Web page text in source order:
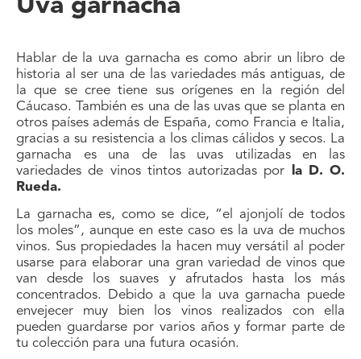
Uva garnacha
Hablar de la uva garnacha es como abrir un libro de
historia al ser una de las variedades más antiguas, de
la que se cree tiene sus orígenes en la región del
Cáucaso. También es una de las uvas que se planta en
otros países además de España, como Francia e Italia,
gracias a su resistencia a los climas cálidos y secos. La
garnacha es una de las uvas utilizadas en las
variedades de vinos tintos autorizadas por
la D. O.
Rueda.
La garnacha es, como se dice, “el ajonjolí de todos
los moles”, aunque en este caso es la uva de muchos
vinos. Sus propiedades la hacen muy versátil al poder
usarse para elaborar una gran variedad de vinos que
van desde los suaves y afrutados hasta los más
concentrados. Debido a que la uva garnacha puede
envejecer muy bien los vinos realizados con ella
pueden guardarse por varios años y formar parte de
tu colección para una futura ocasión.